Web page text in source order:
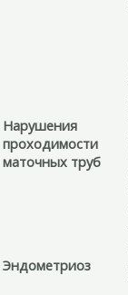
Нарушения
проходимости
маточных труб
Эндометриоз